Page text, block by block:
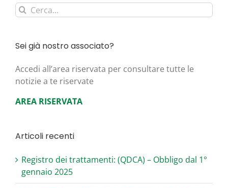
Cerca
per:
Sei già nostro associato?
Acce­di all’area riser­va­ta per con­sul­ta­re tut­te le
noti­zie a te riservate
AREA RISERVATA
Articoli recenti
Registro dei trattamenti: (QDCA) – Obbligo dal 1°
gennaio 2025